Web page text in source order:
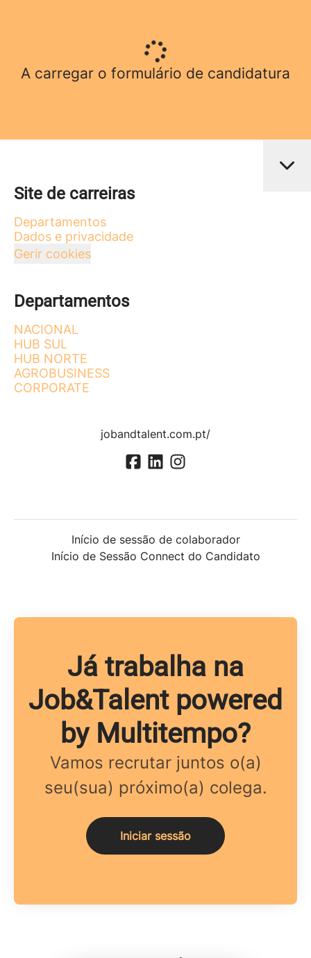
A carregar o formulário de candidatura
Site de carreiras
Departamentos
Dados e privacidade
Gerir cookies
Departamentos
NACIONAL
HUB SUL
HUB NORTE
AGROBUSINESS
CORPORATE
jobandtalent.com.pt/
Início de sessão de colaborador
Início de Sessão Connect do Candidato
Já trabalha na
Job&Talent powered
by Multitempo?
Vamos recrutar juntos o(a)
seu(sua) próximo(a) colega.
Iniciar sessão